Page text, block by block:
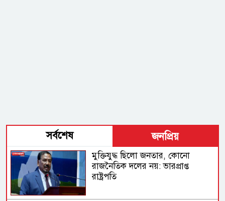
সর্বশেষ জনপ্রিয়
মুক্তিযুদ্ধ ছিলো জনতার, কোনো
রাজনৈতিক দলের নয়: ভারপ্রাপ্ত
রাষ্ট্রপতি